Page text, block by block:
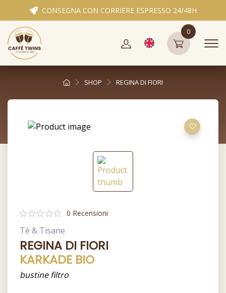
CONSEGNA CON CORRIERE ESPRESSO 24/48H
0
SHOP REGINA DI FIORI
0 Recensioni
Tè & Tisane
REGINA DI FIORI
KARKADE BIO
bustine filtro